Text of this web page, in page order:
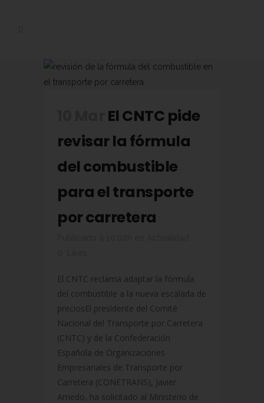
El CNTC pide
revisar la fórmula
del combustible
para el transporte
por carretera
El CNTC reclama adaptar la fórmula
del combustible a la nueva escalada de
preciosEl presidente del Comité
Nacional del Transporte por Carretera
(CNTC) y de la Confederación
Española de Organizaciones
Empresariales de Transporte por
Carretera (CONETRANS), Javier
Arnedo, ha solicitado al Ministerio de